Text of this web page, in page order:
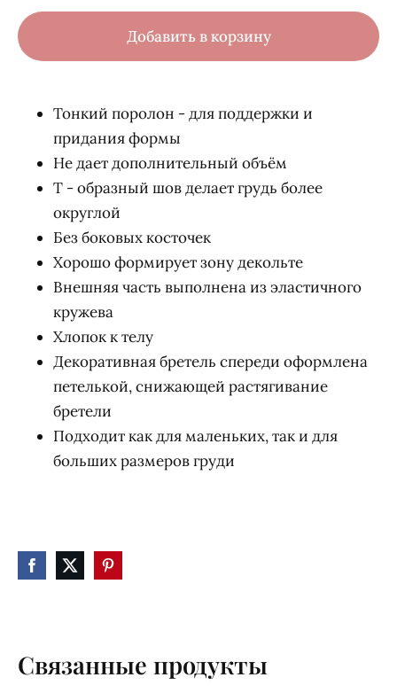
Добавить в корзину
Тонкий поролон - для поддержки и
придания формы
Не дает дополнительный объём
Т - образный шов делает грудь более
округлой
Без боковых косточек
Хорошо формирует зону декольте
Внешняя часть выполнена из эластичного
кружева
Хлопок к телу
Декоративная бретель спереди оформлена
петелькой, снижающей растягивание
бретели
Подходит как для маленьких, так и для
больших размеров груди
Связанные продукты